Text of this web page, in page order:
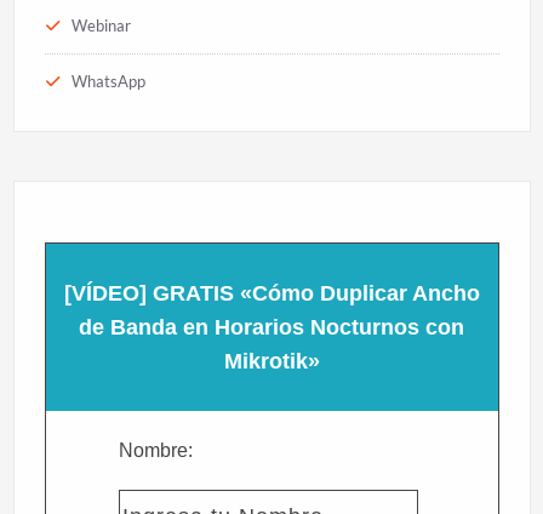
Webinar
WhatsApp
[VÍDEO] GRATIS «Cómo Duplicar Ancho
de Banda en Horarios Nocturnos con
Mikrotik»
Nombre: